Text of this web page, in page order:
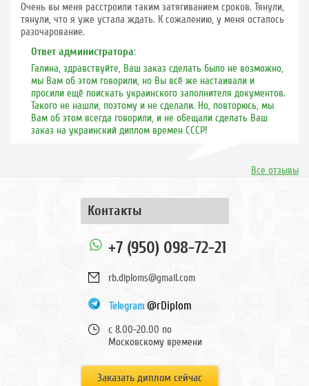
Очень вы меня расстроили таким затягиванием сроков. Тянули,
тянули, что я уже устала ждать. К сожалению, у меня осталось
разочарование.
Ответ администратора:
Галина, здравствуйте, Ваш заказ сделать было не возможно,
мы Вам об этом говорили, но Вы всё же настаивали и
просили ещё поискать украинского заполнителя документов.
Такого не нашли, поэтому и не сделали. Но, повторюсь, мы
Вам об этом всегда говорили, и не обещали сделать Ваш
заказ на украинский диплом времен СССР!
Все отзывы
Контакты
+7 (950) 098-72-21
rb.diploms@gmail.com
Telegram@rDiplom
с 8.00-20.00 по
Московскому времени
Заказать диплом сейчас